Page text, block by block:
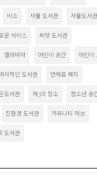
비소 사물 도서관 사물도서관
운 서비스 씨앗 도서관
앨라바마 어린이 공간 어린이
사적인 도서관 연체료 폐지
도서관 제3의 장소 청소년 공
친환경 도서관 커뮤니티 허브
도서관